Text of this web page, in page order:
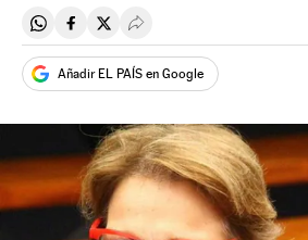
Compartir en Whatsapp
Compartir en Facebook
Compartir en Twitter
Desplegar Redes
Añadir EL PAÍS en Google